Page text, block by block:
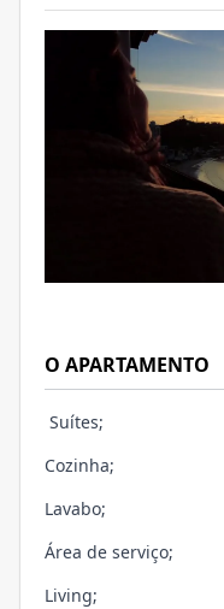
O APARTAMENTO
Suítes;
Cozinha;
Lavabo;
Área de serviço;
Living;